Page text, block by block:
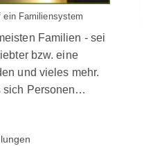
ein Familiensystem
Familien - sei
bzw. eine
und vieles mehr.
sich Personen…